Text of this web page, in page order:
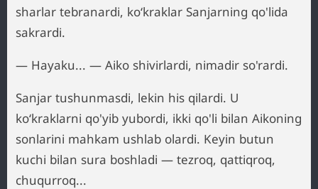
sharlar tebranardi, ko‘kraklar Sanjarning qo'lida
sakrardi.
— Hayaku... — Aiko shivirlardi, nimadir so'rardi.
Sanjar tushunmasdi, lekin his qilardi. U
ko‘kraklarni qo'yib yubordi, ikki qo'li bilan Aikoning
sonlarini mahkam ushlab olardi. Keyin butun
kuchi bilan sura boshladi — tezroq, qattiqroq,
chuqurroq...